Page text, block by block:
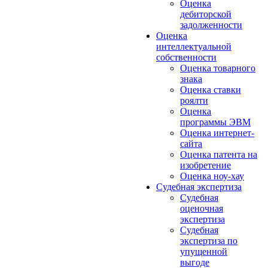
Оценка
дебиторской
задолженности
Оценка
интеллектуальной
собственности
Оценка товарного
знака
Оценка ставки
роялти
Оценка
программы ЭВМ
Оценка интернет-
сайта
Оценка патента на
изобретение
Оценка ноу-хау
Судебная экспертиза
Судебная
оценочная
экспертиза
Судебная
экспертиза по
упущенной
выгоде